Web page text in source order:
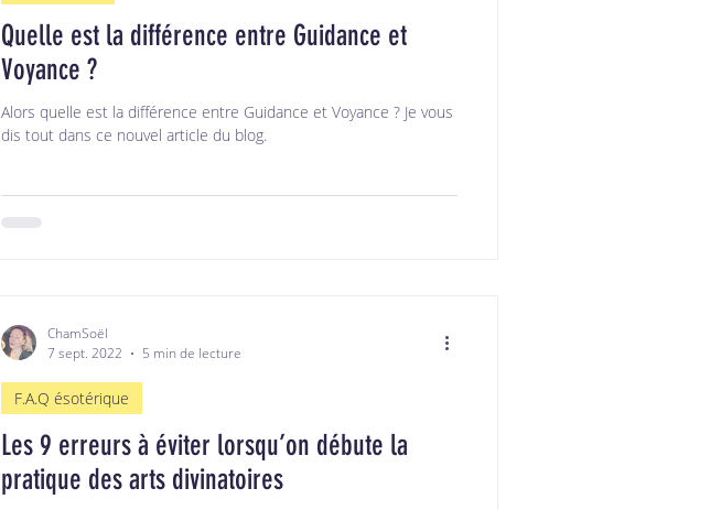
Quelle est la différence entre Guidance et
Voyance ?
Alors quelle est la différence entre Guidance et Voyance ? Je vous
dis tout dans ce nouvel article du blog.
Les 9 erreurs à éviter lorsqu’on débute la
pratique des arts divinatoires
F.A.Q ésotérique
ChamSoël
7 sept. 2022
5 min de lecture